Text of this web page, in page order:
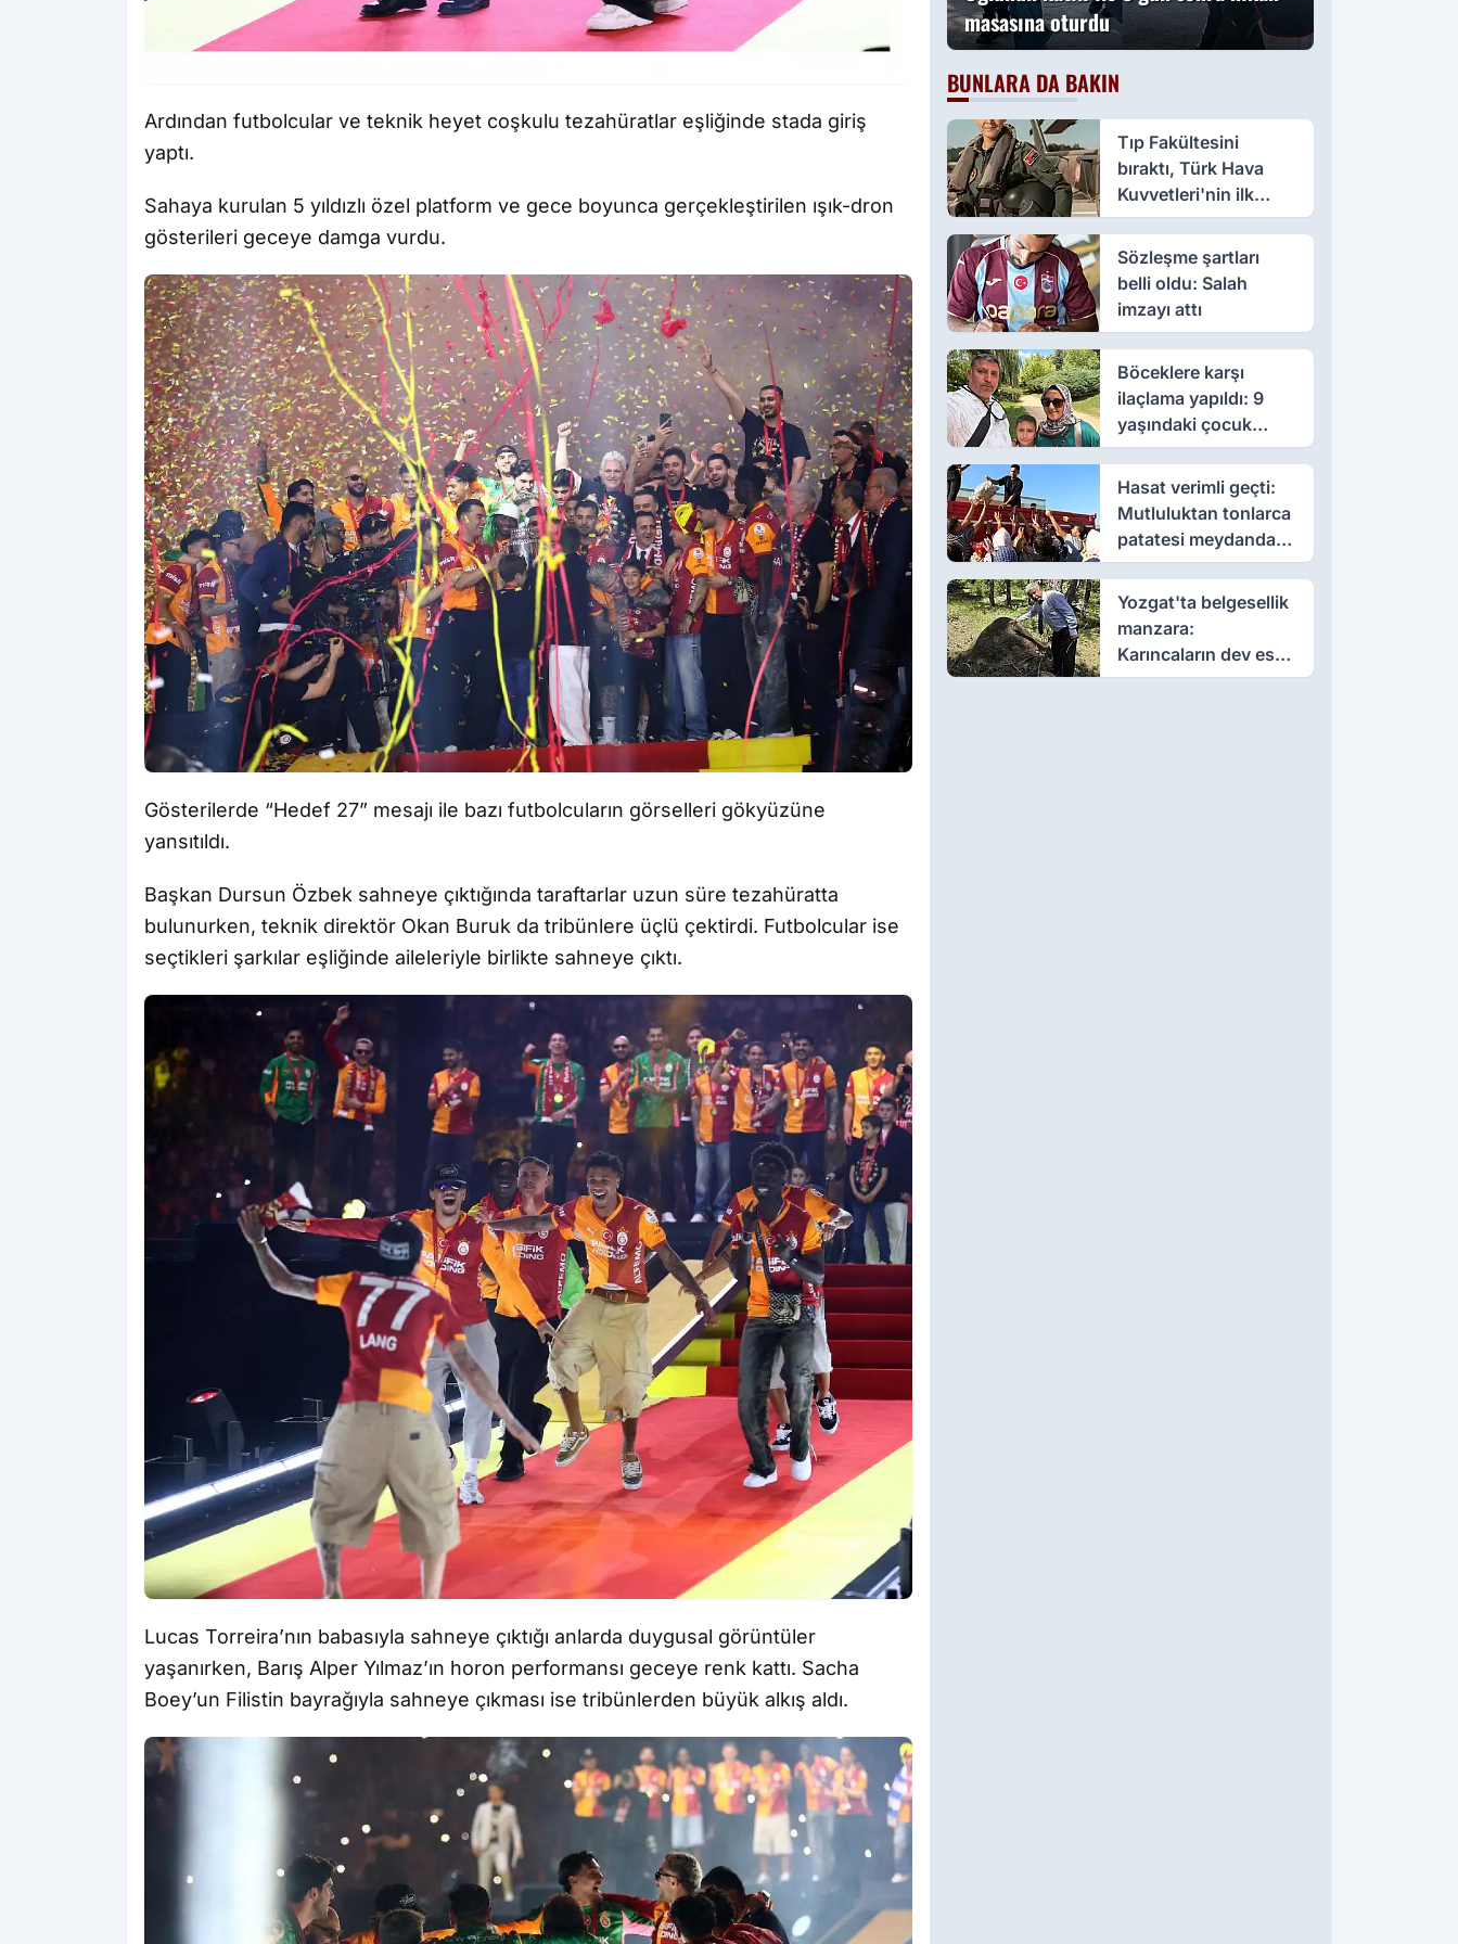
Ardından futbolcular ve teknik heyet coşkulu tezahüratlar eşliğinde stada giriş
yaptı.
Sahaya kurulan 5 yıldızlı özel platform ve gece boyunca gerçekleştirilen ışık-dron
gösterileri geceye damga vurdu.
Gösterilerde “Hedef 27” mesajı ile bazı futbolcuların görselleri gökyüzüne
yansıtıldı.
Başkan Dursun Özbek sahneye çıktığında taraftarlar uzun süre tezahüratta
bulunurken, teknik direktör Okan Buruk da tribünlere üçlü çektirdi. Futbolcular ise
seçtikleri şarkılar eşliğinde aileleriyle birlikte sahneye çıktı.
Lucas Torreira’nın babasıyla sahneye çıktığı anlarda duygusal görüntüler
yaşanırken, Barış Alper Yılmaz’ın horon performansı geceye renk kattı. Sacha
Boey’un Filistin bayrağıyla sahneye çıkması ise tribünlerden büyük alkış aldı.
masasına oturdu
BUNLARA DA BAKIN
Tıp Fakültesini
bıraktı, Türk Hava
Kuvvetleri'nin ilk
kadın paşası oldu
Sözleşme şartları
belli oldu: Salah
imzayı attı
Böceklere karşı
ilaçlama yapıldı: 9
yaşındaki çocuk
öldü, annesi yoğun
bakımda
Hasat verimli geçti:
Mutluluktan tonlarca
patatesi meydanda
dağıttı
Yozgat'ta belgesellik
manzara:
Karıncaların dev eseri
görenleri büyüledi